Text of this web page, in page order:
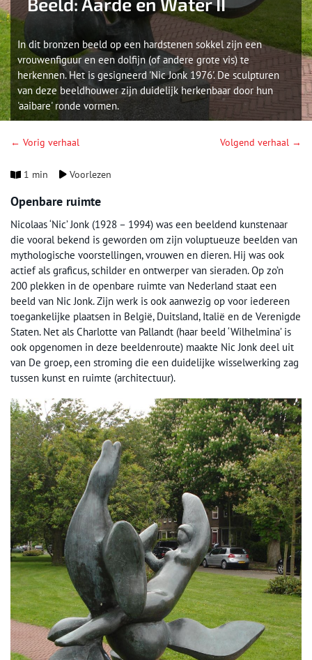
In dit bronzen beeld op een hardstenen sokkel zijn een
vrouwenfiguur en een dolfijn (of andere grote vis) te
herkennen. Het is gesigneerd 'Nic Jonk 1976'. De sculpturen
van deze beeldhouwer zijn duidelijk herkenbaar door hun
'aaibare' ronde vormen.
← Vorig verhaal Volgend verhaal →
1 min Voorlezen
Openbare ruimte
Nicolaas ‘Nic’ Jonk (1928 – 1994) was een beeldend kunstenaar
die vooral bekend is geworden om zijn voluptueuze beelden van
mythologische voorstellingen, vrouwen en dieren. Hij was ook
actief als graficus, schilder en ontwerper van sieraden. Op zo’n
200 plekken in de openbare ruimte van Nederland staat een
beeld van Nic Jonk. Zijn werk is ook aanwezig op voor iedereen
toegankelijke plaatsen in België, Duitsland, Italië en de Verenigde
Staten. Net als Charlotte van Pallandt (haar beeld ‘Wilhelmina’ is
ook opgenomen in deze beeldenroute) maakte Nic Jonk deel uit
van De groep, een stroming die een duidelijke wisselwerking zag
tussen kunst en ruimte (architectuur).